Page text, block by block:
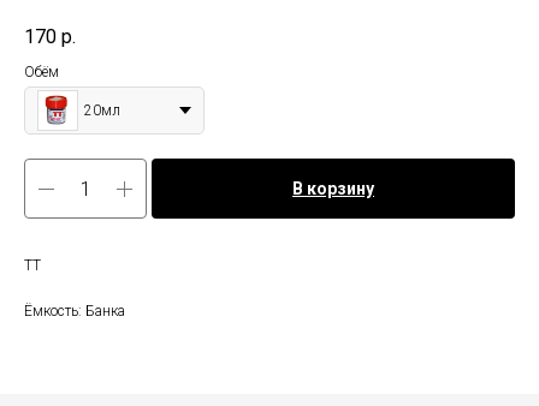
170 р.
Обём
20мл
В корзину
TT
Ёмкость: Банка